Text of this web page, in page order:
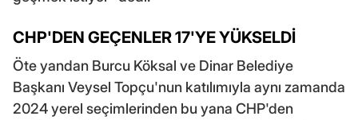
CHP'DEN GEÇENLER 17'YE YÜKSELDİ
Öte yandan Burcu Köksal ve Dinar Belediye
Başkanı Veysel Topçu'nun katılımıyla aynı zamanda
2024 yerel seçimlerinden bu yana CHP'den